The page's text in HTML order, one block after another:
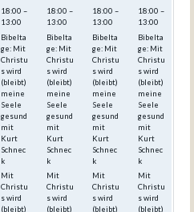
18:00 –
13:00
Bibelta
ge: Mit
Christu
s wird
(bleibt)
meine
Seele
gesund
mit
Kurt
Schnec
k
Mit
Christu
s wird
(bleibt)
18:00 –
13:00
Bibelta
ge: Mit
Christu
s wird
(bleibt)
meine
Seele
gesund
mit
Kurt
Schnec
k
Mit
Christu
s wird
(bleibt)
18:00 –
13:00
Bibelta
ge: Mit
Christu
s wird
(bleibt)
meine
Seele
gesund
mit
Kurt
Schnec
k
Mit
Christu
s wird
(bleibt)
18:00 –
13:00
Bibelta
ge: Mit
Christu
s wird
(bleibt)
meine
Seele
gesund
mit
Kurt
Schnec
k
Mit
Christu
s wird
(bleibt)